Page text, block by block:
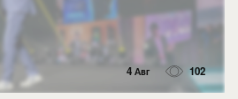
4 Авг 102